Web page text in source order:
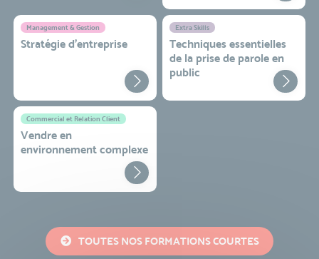
Management & Gestion
Stratégie d’entreprise
Extra Skills
Techniques essentielles
de la prise de parole en
public
Commercial et Relation Client
Vendre en
environnement complexe
TOUTES NOS FORMATIONS COURTES